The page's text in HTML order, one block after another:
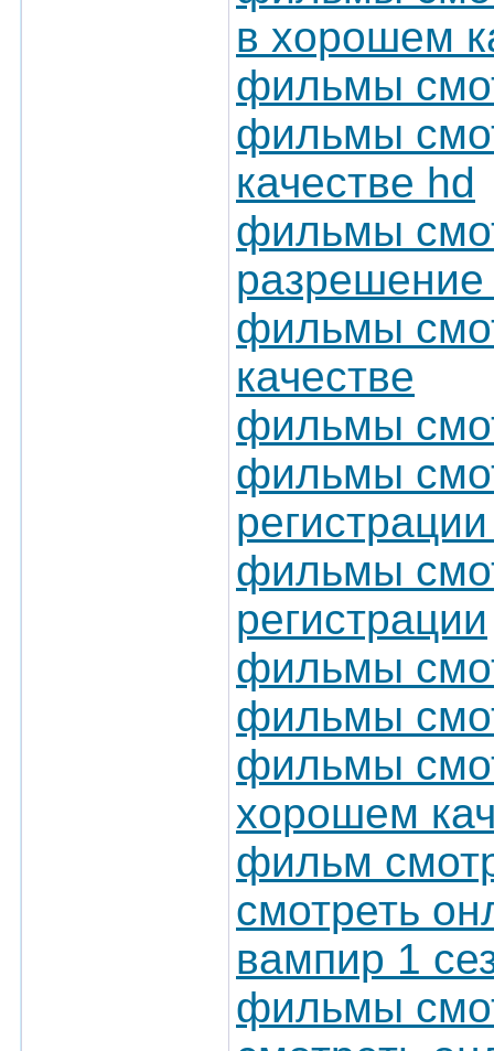
в хорошем
фильмы
фильмы
качестве hd
фильмы
фильмы
качестве
фильмы
фильмы
фильмы
регистрации
фильмы
фильмы
фильмы
хорошем
фильм
смотреть
вампир 1
фильмы